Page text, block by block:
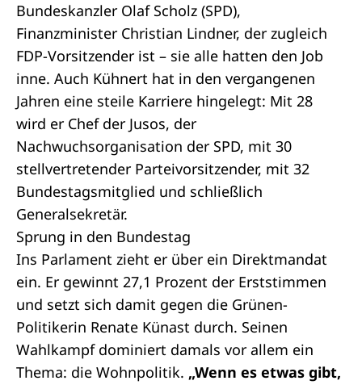
Bundeskanzler Olaf Scholz (SPD),
Finanzminister Christian Lindner, der zugleich
FDP-Vorsitzender ist – sie alle hatten den Job
inne. Auch Kühnert hat in den vergangenen
Jahren eine steile Karriere hingelegt: Mit 28
wird er Chef der Jusos, der
Nachwuchsorganisation der SPD, mit 30
stellvertretender Parteivorsitzender, mit 32
Bundestagsmitglied und schließlich
Generalsekretär.
Sprung in den Bundestag
Ins Parlament zieht er über ein Direktmandat
ein. Er gewinnt 27,1 Prozent der Erststimmen
und setzt sich damit gegen die Grünen-
Politikerin Renate Künast durch. Seinen
Wahlkampf dominiert damals vor allem ein
Thema: die Wohnpolitik. „Wenn es etwas gibt,